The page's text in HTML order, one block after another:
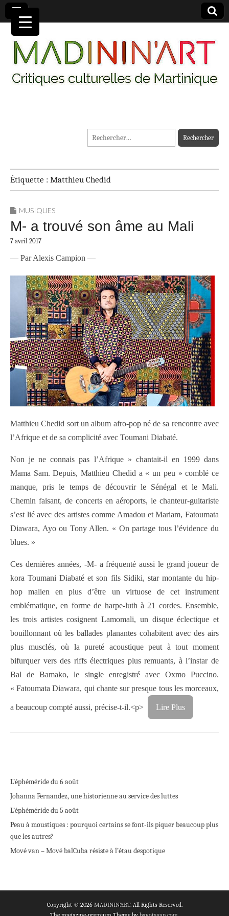
MADININ'ART
Rechercher :
Étiquette : Matthieu Chedid
MUSIQUES
M- a trouvé son âme au Mali
7 avril 2017
— Par Alexis Campion —
Matthieu Chedid sort un album afro-pop né de sa rencontre avec
l’Afrique et de sa complicité avec Toumani Diabaté.
Non je ne connais pas l’Afrique » chantait-il en 1999 dans
Mama Sam. Depuis, Matthieu Chedid a « un peu » comblé ce
manque, pris le temps de découvrir le Sénégal et le Mali.
Chemin faisant, de concerts en aéroports, le chanteur-guitariste
s’est lié avec des artistes comme Amadou et Mariam, Fatoumata
Diawara, Ayo ou Tony Allen. « On partage tous l’évidence du
blues. »
Ces dernières années, -M- a fréquenté aussi le grand joueur de
kora Toumani Diabaté et son fils Sidiki, star montante du hip-
hop malien en plus d’être un virtuose de cet instrument
emblématique, en forme de harpe-luth à 21 cordes. Ensemble,
les trois artistes cosignent Lamomali, un disque éclectique et
bouillonnant où les ballades planantes cohabitent avec des airs
plus musclés, où la pureté acoustique peut à tout moment
bifurquer vers des riffs électriques plus remuants, à l’instar de
Bal de Bamako, le single enregistré avec Oxmo Puccino.
« Fatoumata Diawara, qui chante sur presque tous les morceaux,
a beaucoup compté aussi, précise-t-il.<p> Lire Plus
L’éphéméride du 6 août
Johanna Fernandez, une historienne au service des luttes
L’éphéméride du 5 août
Peau à moustiques : pourquoi certains se font-ils piquer beaucoup plus
que les autres?
Mové van – Mové balCuba résiste à l’étau despotique
Copyright © 2026 MADININ'ART. All Rights Reserved.